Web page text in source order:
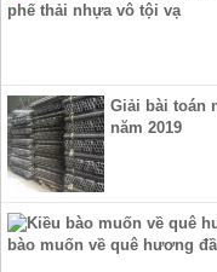
phế thải nhựa vô tội vạ
Giải bài toán
năm 2019
bào muốn về quê hương